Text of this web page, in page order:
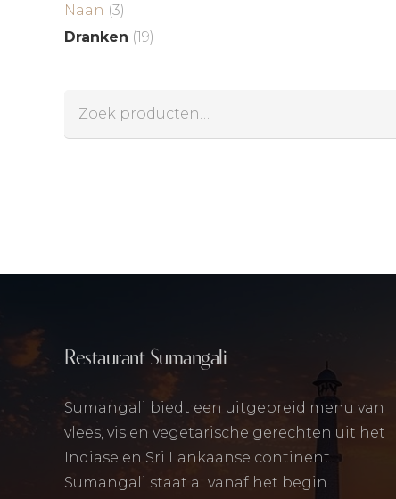
Naan (3)
Dranken (19)
Restaurant Sumangali
Sumangali biedt een uitgebreid menu van
vlees, vis en vegetarische gerechten uit het
Indiase en Sri Lankaanse continent.
Sumangali staat al vanaf het begin